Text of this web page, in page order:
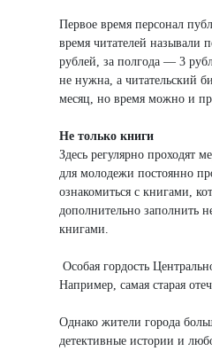
Первое время персонал
время читателей называли
рублей, за полгода — 3
не нужна, а читательский
месяц, но время можно и
Не только книги
Здесь регулярно проходят
для молодежи постоянно
ознакомиться с книгами,
дополнительно заполнить
книгами.
Особая гордость
Например, самая старая
Однако жители города
детективные истории и